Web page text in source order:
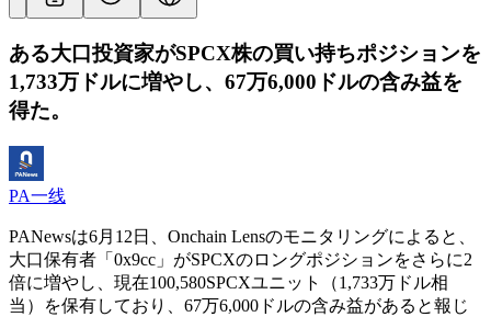
ある大口投資家がSPCX株の買い持ちポジションを
1,733万ドルに増やし、67万6,000ドルの含み益を
得た。
PA一线
PANewsは6月12日、Onchain Lensのモニタリングによると、
大口保有者「0x9cc」がSPCXのロングポジションをさらに2
倍に増やし、現在100,580SPCXユニット（1,733万ドル相
当）を保有しており、67万6,000ドルの含み益があると報じ